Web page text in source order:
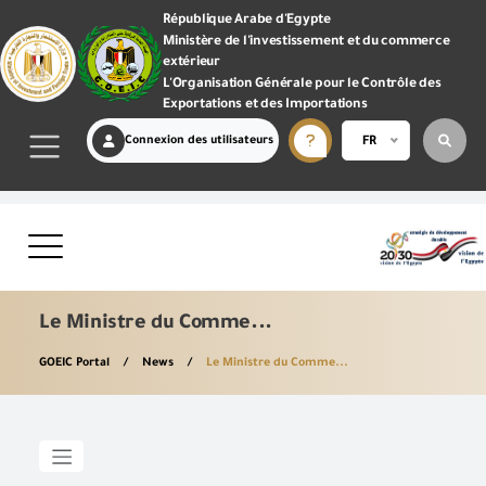
République Arabe d'Egypte
Ministère de l'investissement et du commerce
extérieur
L'Organisation Générale pour le Contrôle des
Exportations et des Importations
Connexion des utilisateurs FR
Le Ministre du Comme...
GOEIC Portal News Le Ministre du Comme...